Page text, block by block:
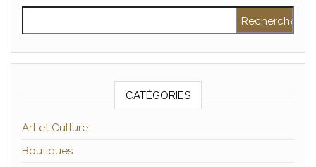
CATÉGORIES
Art et Culture
Boutiques